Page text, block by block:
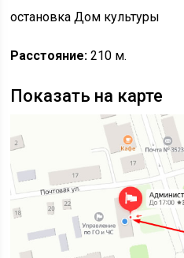
остановка Дом культуры
Расстояние:210 м.
Показать на карте